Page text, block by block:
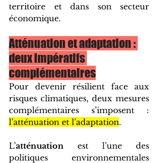
territoire et dans son secteur
économique.
Atténuation et adaptation :
deux impératifs
complémentaires
Pour devenir résilient face aux
risques climatiques, deux mesures
l’atténuation et l’adaptation.
L’atténuation est l’une des
politiques environnementales